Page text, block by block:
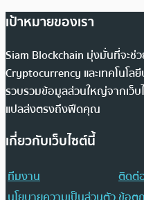
เป้าหมายของเรา
Siam Blockchain มุ่งมั่นที่จะช่
Cryptocurrency และเทคโนโล
รวบรวมข้อมูลส่วนใหญ่จากเว็บ
แปลส่งตรงถึงฟีดคุณ
เกี่ยวกับเว็บไซต์นี้
ทีมงาน
ติดต่